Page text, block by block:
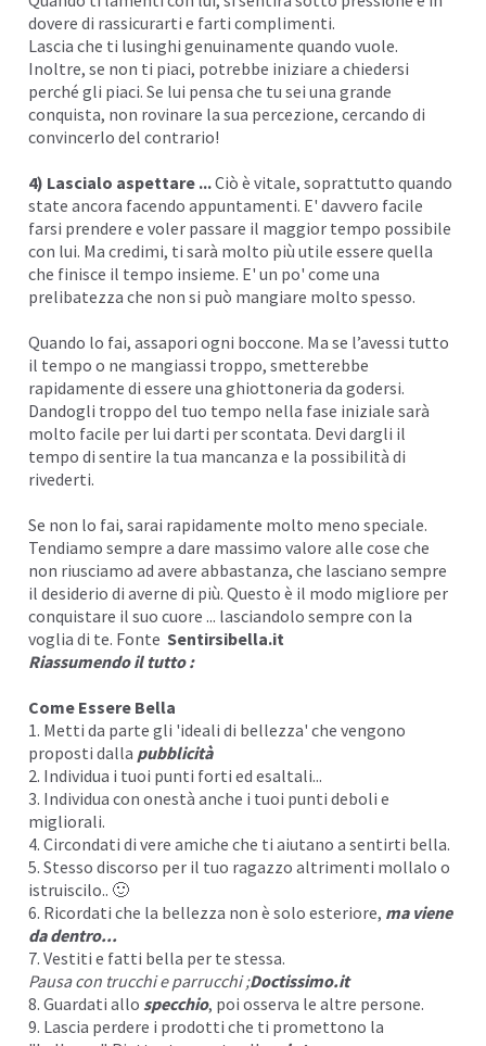
dovere di rassicurarti e farti complimenti.
Lascia che ti lusinghi genuinamente quando vuole.
Inoltre, se non ti piaci, potrebbe iniziare a chiedersi
perché gli piaci. Se lui pensa che tu sei una grande
conquista, non rovinare la sua percezione, cercando di
convincerlo del contrario!
4) Lascialo aspettare ...Ciò è vitale, soprattutto quando
state ancora facendo appuntamenti. E' davvero facile
farsi prendere e voler passare il maggior tempo possibile
con lui. Ma credimi, ti sarà molto più utile essere quella
che finisce il tempo insieme. E' un po' come una
prelibatezza che non si può mangiare molto spesso.
Quando lo fai, assapori ogni boccone. Ma se l’avessi tutto
il tempo o ne mangiassi troppo, smetterebbe
rapidamente di essere una ghiottoneria da godersi.
Dandogli troppo del tuo tempo nella fase iniziale sarà
molto facile per lui darti per scontata. Devi dargli il
tempo di sentire la tua mancanza e la possibilità di
rivederti.
Se non lo fai, sarai rapidamente molto meno speciale.
Tendiamo sempre a dare massimo valore alle cose che
non riusciamo ad avere abbastanza, che lasciano sempre
il desiderio di averne di più. Questo è il modo migliore per
conquistare il suo cuore ... lasciandolo sempre con la
voglia di te. Fonte Sentirsibella.it
Riassumendo il tutto :
Come Essere Bella
1. Metti da parte gli 'ideali di bellezza' che vengono
proposti dalla pubblicità
2. Individua i tuoi punti forti ed esaltali...
3. Individua con onestà anche i tuoi punti deboli e
migliorali.
4. Circondati di vere amiche che ti aiutano a sentirti bella.
5. Stesso discorso per il tuo ragazzo altrimenti mollalo o
istruiscilo.. 🙂
6. Ricordati che la bellezza non è solo esteriore, ma viene
da dentro...
7. Vestiti e fatti bella per te stessa.
Pausa con trucchi e parrucchi ;Doctissimo.it
8. Guardati allo specchio, poi osserva le altre persone.
9. Lascia perdere i prodotti che ti promettono la